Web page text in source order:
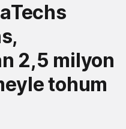
2,5 milyon
tohum